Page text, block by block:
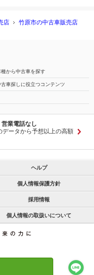
店
竹原市の中古車販売店
種から中古車を探す
古車探しに役立つコンテンツ
業電話なし
データから予想以上の高額
ヘルプ
個人情報保護方針
採用情報
個人情報の取扱いについて